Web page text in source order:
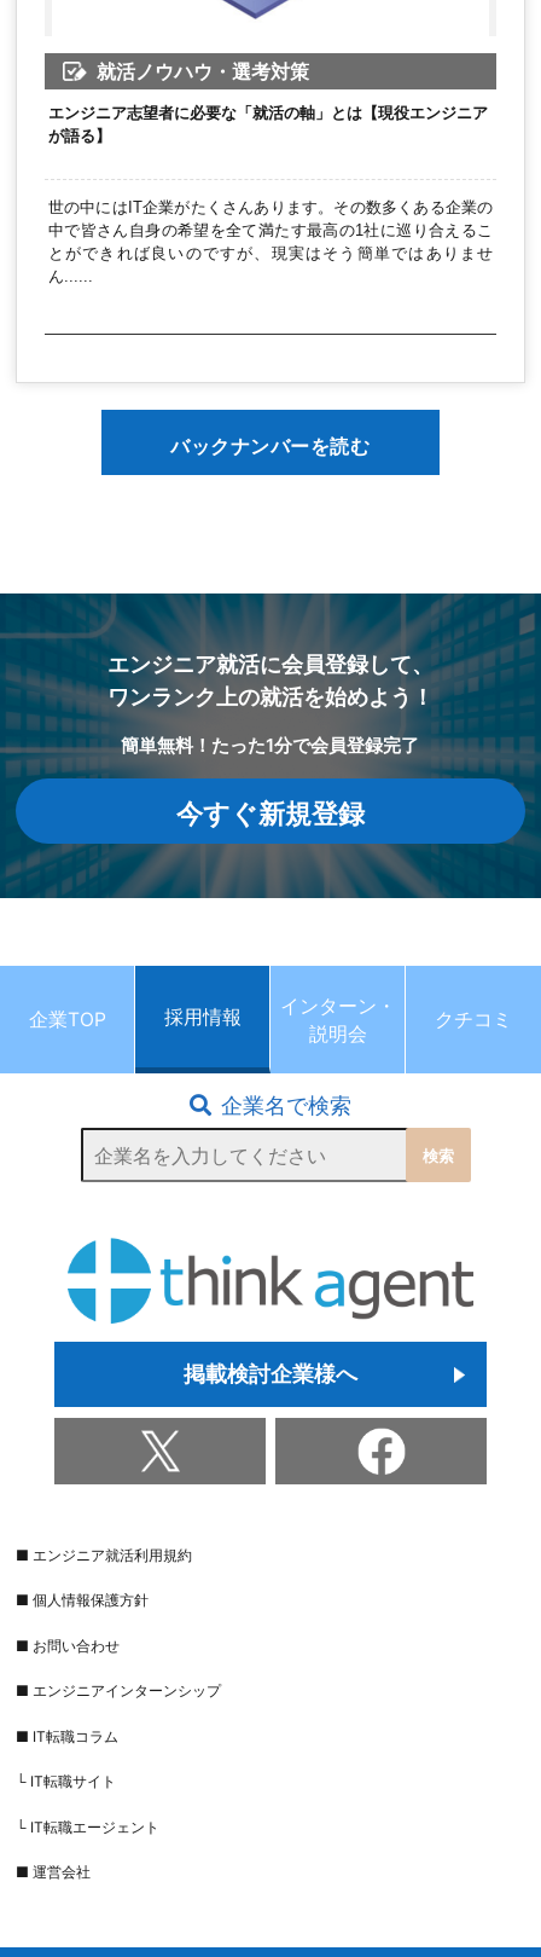
就活ノウハウ・選考対策
エンジニア志望者に必要な「就活の軸」とは【現役エンジニア
が語る】
世の中にはIT企業がたくさんあります。その数多くある企業の
中で皆さん自身の希望を全て満たす最高の1社に巡り合えるこ
とができれば良いのですが、現実はそう簡単ではありませ
ん......
バックナンバーを読む
エンジニア就活に会員登録して、
ワンランク上の就活を始めよう！
簡単無料！たった1分で会員登録完了
今すぐ新規登録
企業TOP 採用情報
インターン・
説明会
クチコミ
企業名で検索
掲載検討企業様へ
■ エンジニア就活利用規約
■ 個人情報保護方針
■ お問い合わせ
■ エンジニアインターンシップ
■ IT転職コラム
└ IT転職サイト
└ IT転職エージェント
■ 運営会社